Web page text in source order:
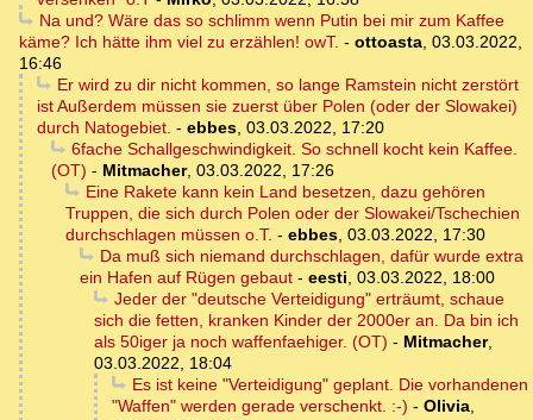
Na und? Wäre das so schlimm wenn Putin bei mir zum Kaffee
käme? Ich hätte ihm viel zu erzählen! owT. - ottoasta, 03.03.2022,
16:46
Er wird zu dir nicht kommen, so lange Ramstein nicht zerstört
ist Außerdem müssen sie zuerst über Polen (oder der Slowakei)
durch Natogebiet. - ebbes, 03.03.2022, 17:20
6fache Schallgeschwindigkeit. So schnell kocht kein Kaffee.
(OT) - Mitmacher, 03.03.2022, 17:26
Eine Rakete kann kein Land besetzen, dazu gehören
Truppen, die sich durch Polen oder der Slowakei/Tschechien
durchschlagen müssen o.T. - ebbes, 03.03.2022, 17:30
Da muß sich niemand durchschlagen, dafür wurde extra
ein Hafen auf Rügen gebaut - eesti, 03.03.2022, 18:00
Jeder der "deutsche Verteidigung" erträumt, schaue
sich die fetten, kranken Kinder der 2000er an. Da bin ich
als 50iger ja noch waffenfaehiger. (OT) - Mitmacher,
03.03.2022, 18:04
Es ist keine "Verteidigung" geplant. Die vorhandenen
"Waffen" werden gerade verschenkt. :-) - Olivia,